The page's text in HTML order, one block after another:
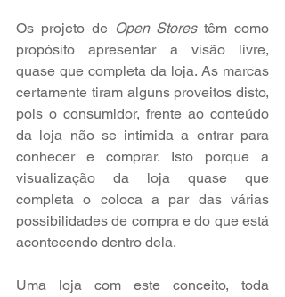
Os projeto de Open Stores têm como
propósito apresentar a visão livre,
quase que completa da loja. As marcas
certamente tiram alguns proveitos disto,
pois o consumidor, frente ao conteúdo
da loja não se intimida a entrar para
conhecer e comprar. Isto porque a
visualização da loja quase que
completa o coloca a par das várias
possibilidades de compra e do que está
acontecendo dentro dela.
Uma loja com este conceito, toda